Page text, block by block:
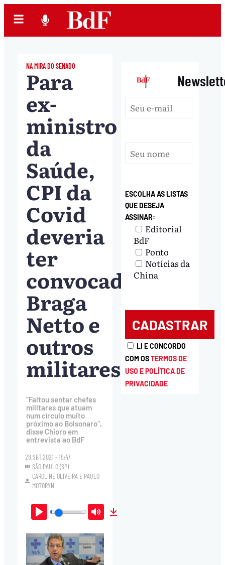
NA MIRA DO SENADO
Para
ex-
ministro
da
Saúde,
CPI da
Covid
deveria
ter
convocado
Braga
Netto e
outros
militares
"Faltou sentar chefes
militares que atuam
num círculo muito
próximo ao Bolsonaro",
disse Chioro em
entrevista ao BdF
28.SET.2021 - 15:47
SÃO PAULO (SP)
CAROLINE OLIVEIRA E PAULO
MOTORYN
Play Mute
|
ESCOLHA AS LISTAS
QUE DESEJA
ASSINAR:
Editorial
BdF
Ponto
Notícias da
China
LI E CONCORDO
COM OSTERMOS DE
USO E POLÍTICA DE
PRIVACIDADE